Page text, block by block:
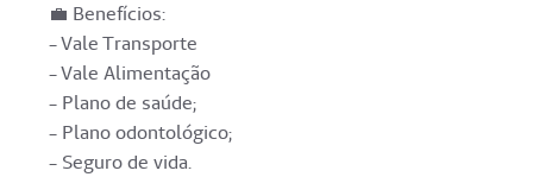
💼 Benefícios:
- Vale Transporte
- Vale Alimentação
- Plano de saúde;
- Plano odontológico;
- Seguro de vida.